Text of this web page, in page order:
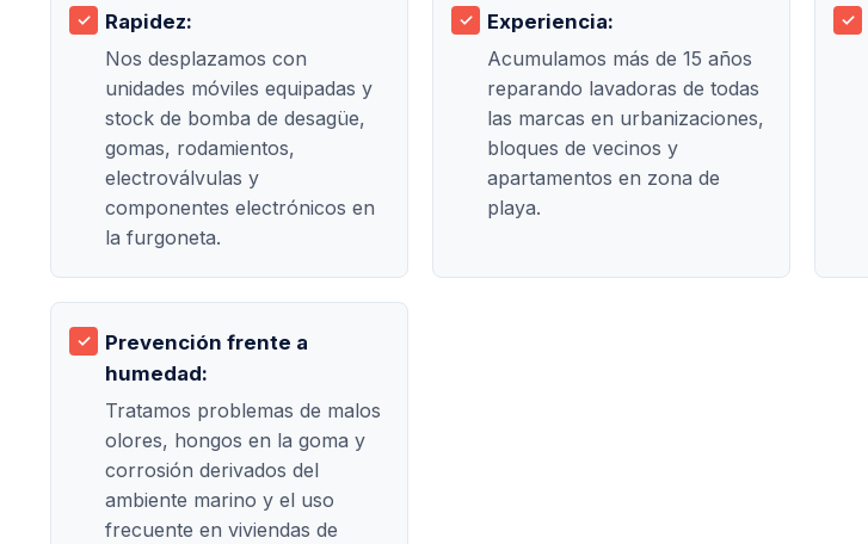
Rapidez:
Nos desplazamos con
unidades móviles equipadas y
stock de bomba de desagüe,
gomas, rodamientos,
electroválvulas y
componentes electrónicos en
la furgoneta.
Experiencia:
Acumulamos más de 15 años
reparando lavadoras de todas
las marcas en urbanizaciones,
bloques de vecinos y
apartamentos en zona de
playa.
Prevención frente a
humedad:
Tratamos problemas de malos
olores, hongos en la goma y
corrosión derivados del
ambiente marino y el uso
frecuente en viviendas de